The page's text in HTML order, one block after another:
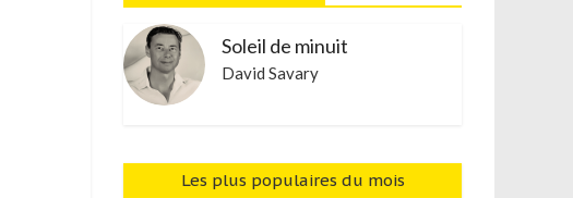
Soleil de minuit
David Savary
Les plus populaires du mois